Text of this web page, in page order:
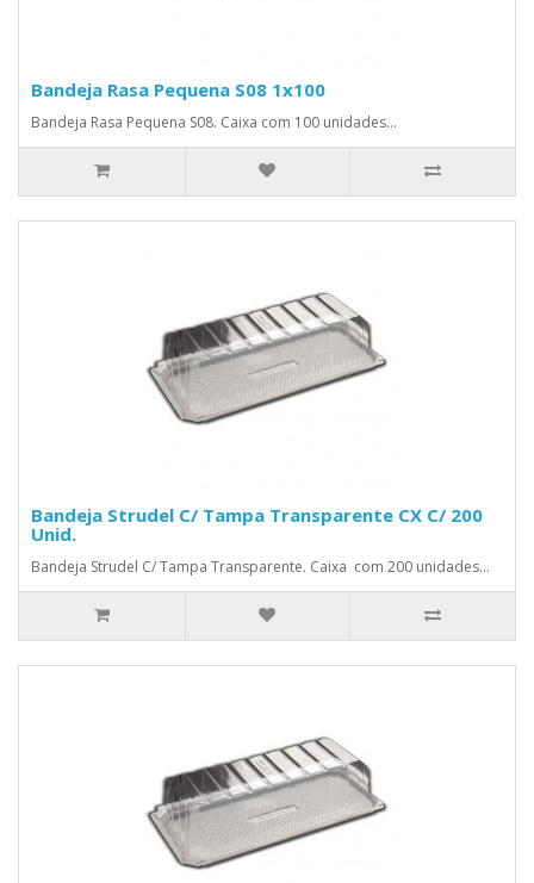
Bandeja Rasa Pequena S08 1x100
Bandeja Rasa Pequena S08. Caixa com 100 unidades...
Bandeja Strudel C/ Tampa Transparente CX C/ 200
Unid.
Bandeja Strudel C/ Tampa Transparente. Caixa com 200 unidades...